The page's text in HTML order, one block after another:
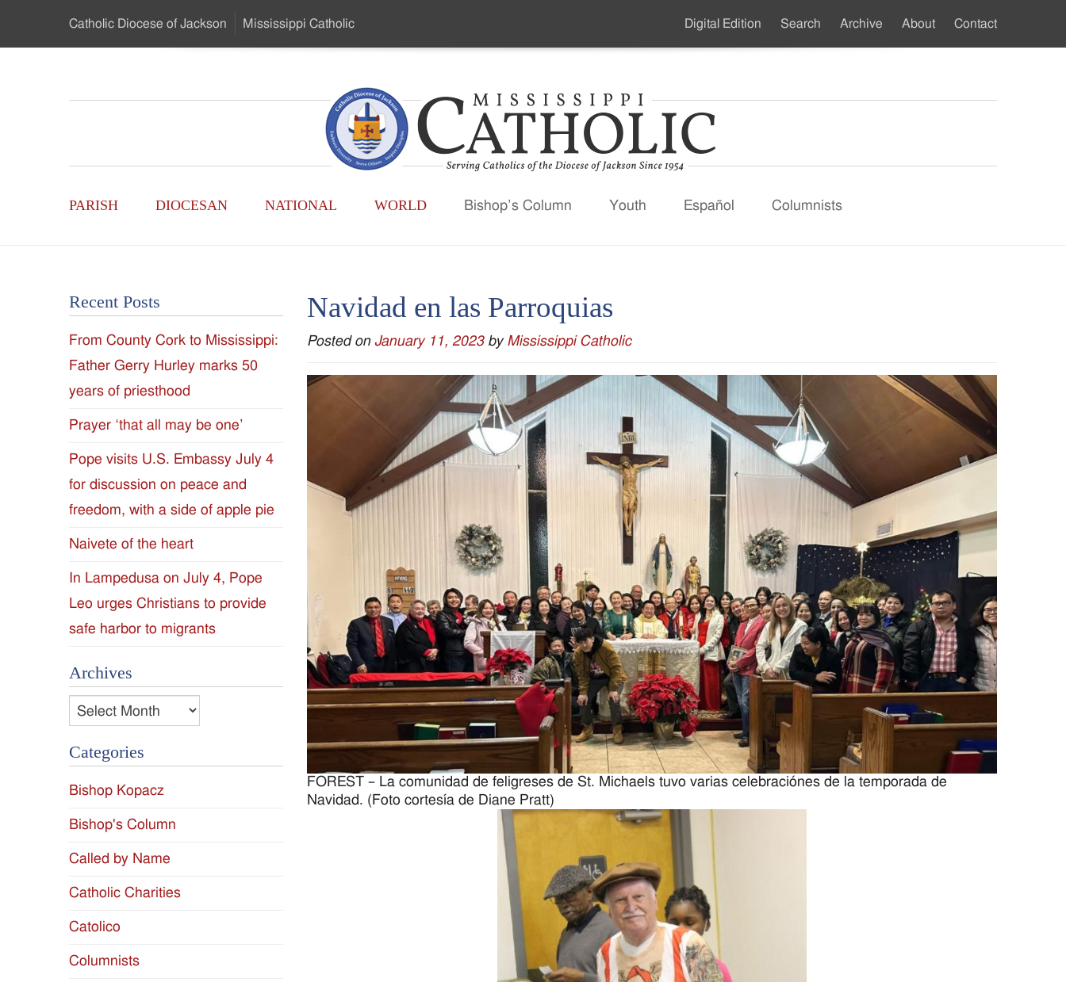
…
Catholic Diocese of Jackson Mississippi Catholic
Catholic
-
of
the
Diocese
of
Jackson
Since
1954
Main
PARISH DIOCESAN NATIONAL WORLD Bishop’s Column Youth Español Columnists
Secondary
Digital Edition Search Archive About Contact
Navidad en las Parroquias
Posted on January 11, 2023 by Mississippi Catholic
FOREST – La comunidad de feligreses de St. Michaels tuvo varias celebraciónes de la temporada de
Navidad. (Foto cortesía de Diane Pratt)
Recent Posts
From County Cork to Mississippi:
Father Gerry Hurley marks 50
years of priesthood
Prayer ‘that all may be one’
Pope visits U.S. Embassy July 4
for discussion on peace and
freedom, with a side of apple pie
Naivete of the heart
In Lampedusa on July 4, Pope
Leo urges Christians to provide
safe harbor to migrants
Archives
Archives
Categories
Bishop Kopacz
Bishop's Column
Called by Name
Catholic Charities
Catolico
Columnists